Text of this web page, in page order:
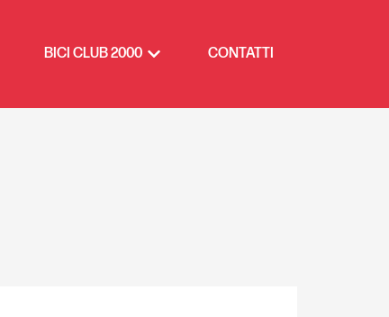
BICI CLUB 2000 CONTATTI